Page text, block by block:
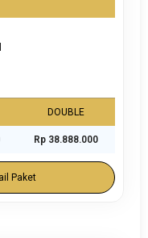
DOUBLE
Rp 38.888.000
Paket